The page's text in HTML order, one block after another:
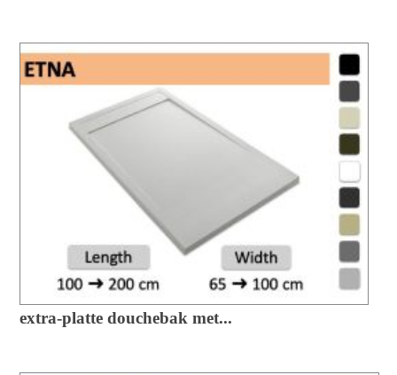
extra-platte douchebak met...